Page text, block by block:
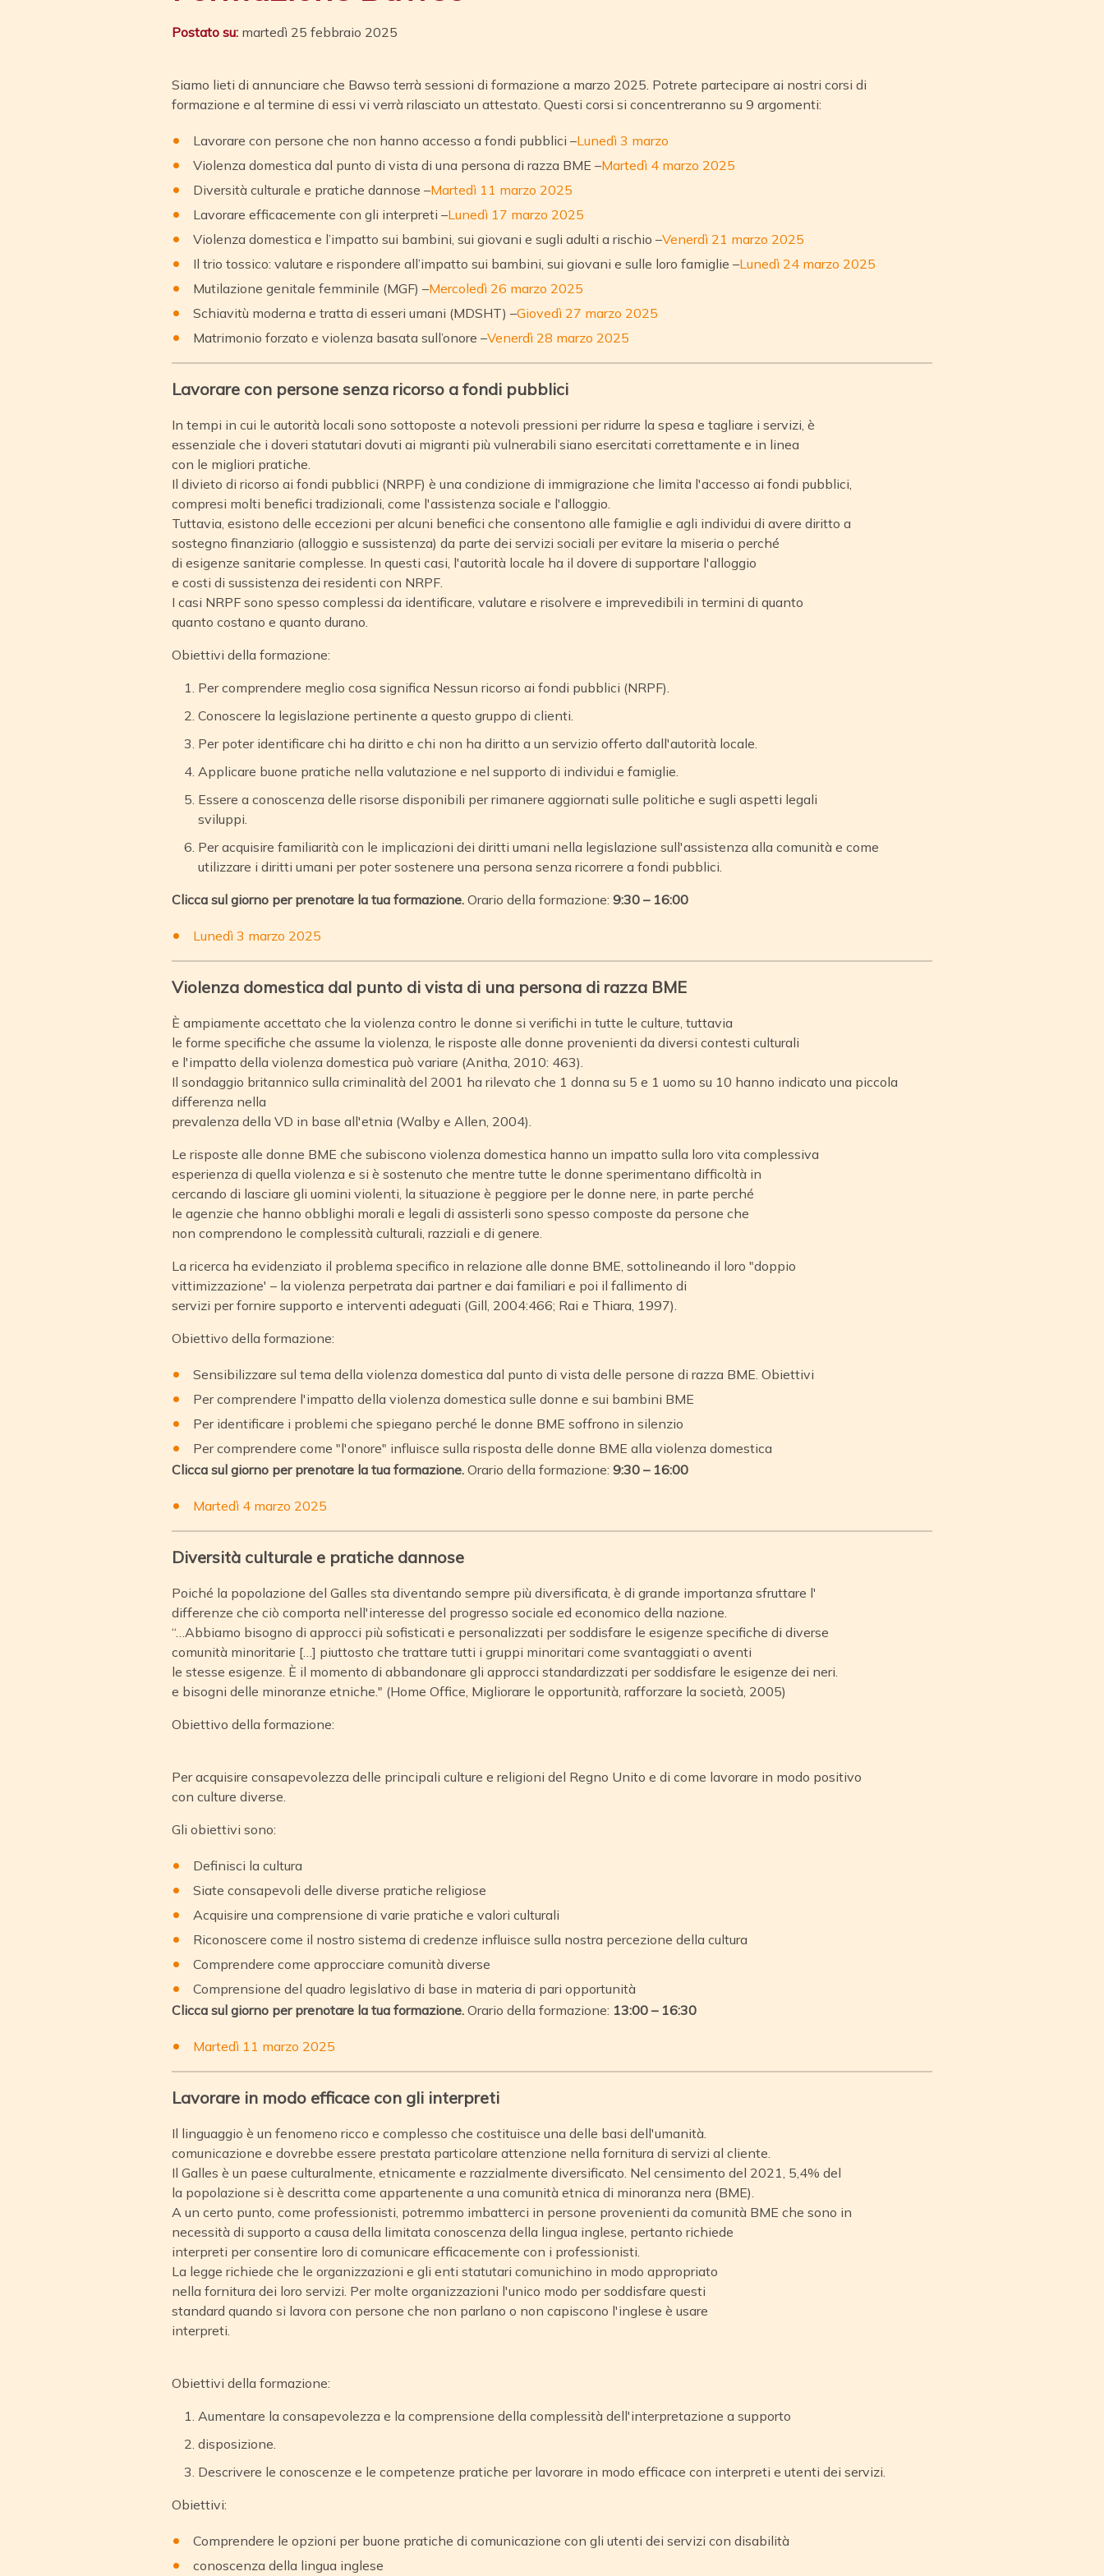
Postato su: martedì 25 febbraio 2025
Siamo lieti di annunciare che Bawso terrà sessioni di formazione a marzo 2025. Potrete partecipare ai nostri corsi di
formazione e al termine di essi vi verrà rilasciato un attestato. Questi corsi si concentreranno su 9 argomenti:
Lavorare con persone che non hanno accesso a fondi pubblici –Lunedì 3 marzo
Violenza domestica dal punto di vista di una persona di razza BME –Martedì 4 marzo 2025
Diversità culturale e pratiche dannose –Martedì 11 marzo 2025
Lavorare efficacemente con gli interpreti –Lunedì 17 marzo 2025
Violenza domestica e l’impatto sui bambini, sui giovani e sugli adulti a rischio –Venerdì 21 marzo 2025
Il trio tossico: valutare e rispondere all’impatto sui bambini, sui giovani e sulle loro famiglie –Lunedì 24 marzo 2025
Mutilazione genitale femminile (MGF) –Mercoledì 26 marzo 2025
Schiavitù moderna e tratta di esseri umani (MDSHT) –Giovedì 27 marzo 2025
Matrimonio forzato e violenza basata sull’onore –Venerdì 28 marzo 2025
Lavorare con persone senza ricorso a fondi pubblici
In tempi in cui le autorità locali sono sottoposte a notevoli pressioni per ridurre la spesa e tagliare i servizi, è
essenziale che i doveri statutari dovuti ai migranti più vulnerabili siano esercitati correttamente e in linea
con le migliori pratiche.
Il divieto di ricorso ai fondi pubblici (NRPF) è una condizione di immigrazione che limita l'accesso ai fondi pubblici,
compresi molti benefici tradizionali, come l'assistenza sociale e l'alloggio.
Tuttavia, esistono delle eccezioni per alcuni benefici che consentono alle famiglie e agli individui di avere diritto a
sostegno finanziario (alloggio e sussistenza) da parte dei servizi sociali per evitare la miseria o perché
di esigenze sanitarie complesse. In questi casi, l'autorità locale ha il dovere di supportare l'alloggio
e costi di sussistenza dei residenti con NRPF.
I casi NRPF sono spesso complessi da identificare, valutare e risolvere e imprevedibili in termini di quanto
quanto costano e quanto durano.
Obiettivi della formazione:
Per comprendere meglio cosa significa Nessun ricorso ai fondi pubblici (NRPF).
Conoscere la legislazione pertinente a questo gruppo di clienti.
Per poter identificare chi ha diritto e chi non ha diritto a un servizio offerto dall'autorità locale.
Applicare buone pratiche nella valutazione e nel supporto di individui e famiglie.
Essere a conoscenza delle risorse disponibili per rimanere aggiornati sulle politiche e sugli aspetti legali
sviluppi.
Per acquisire familiarità con le implicazioni dei diritti umani nella legislazione sull'assistenza alla comunità e come
utilizzare i diritti umani per poter sostenere una persona senza ricorrere a fondi pubblici.
Clicca sul giorno per prenotare la tua formazione. Orario della formazione: 9:30 – 16:00
Lunedì 3 marzo 2025
Violenza domestica dal punto di vista di una persona di razza BME
È ampiamente accettato che la violenza contro le donne si verifichi in tutte le culture, tuttavia
le forme specifiche che assume la violenza, le risposte alle donne provenienti da diversi contesti culturali
e l'impatto della violenza domestica può variare (Anitha, 2010: 463).
Il sondaggio britannico sulla criminalità del 2001 ha rilevato che 1 donna su 5 e 1 uomo su 10 hanno indicato una piccola
differenza nella
prevalenza della VD in base all'etnia (Walby e Allen, 2004).
Le risposte alle donne BME che subiscono violenza domestica hanno un impatto sulla loro vita complessiva
esperienza di quella violenza e si è sostenuto che mentre tutte le donne sperimentano difficoltà in
cercando di lasciare gli uomini violenti, la situazione è peggiore per le donne nere, in parte perché
le agenzie che hanno obblighi morali e legali di assisterli sono spesso composte da persone che
non comprendono le complessità culturali, razziali e di genere.
La ricerca ha evidenziato il problema specifico in relazione alle donne BME, sottolineando il loro "doppio
vittimizzazione' – la violenza perpetrata dai partner e dai familiari e poi il fallimento di
servizi per fornire supporto e interventi adeguati (Gill, 2004:466; Rai e Thiara, 1997).
Obiettivo della formazione:
Sensibilizzare sul tema della violenza domestica dal punto di vista delle persone di razza BME. Obiettivi
Per comprendere l'impatto della violenza domestica sulle donne e sui bambini BME
Per identificare i problemi che spiegano perché le donne BME soffrono in silenzio
Per comprendere come "l'onore" influisce sulla risposta delle donne BME alla violenza domestica
Clicca sul giorno per prenotare la tua formazione. Orario della formazione: 9:30 – 16:00
Martedì 4 marzo 2025
Diversità culturale e pratiche dannose
Poiché la popolazione del Galles sta diventando sempre più diversificata, è di grande importanza sfruttare l'
differenze che ciò comporta nell'interesse del progresso sociale ed economico della nazione.
“…Abbiamo bisogno di approcci più sofisticati e personalizzati per soddisfare le esigenze specifiche di diverse
comunità minoritarie […] piuttosto che trattare tutti i gruppi minoritari come svantaggiati o aventi
le stesse esigenze. È il momento di abbandonare gli approcci standardizzati per soddisfare le esigenze dei neri.
e bisogni delle minoranze etniche." (Home Office, Migliorare le opportunità, rafforzare la società, 2005)
Obiettivo della formazione:
Per acquisire consapevolezza delle principali culture e religioni del Regno Unito e di come lavorare in modo positivo
con culture diverse.
Gli obiettivi sono:
Definisci la cultura
Siate consapevoli delle diverse pratiche religiose
Acquisire una comprensione di varie pratiche e valori culturali
Riconoscere come il nostro sistema di credenze influisce sulla nostra percezione della cultura
Comprendere come approcciare comunità diverse
Comprensione del quadro legislativo di base in materia di pari opportunità
Clicca sul giorno per prenotare la tua formazione. Orario della formazione: 13:00 – 16:30
Martedì 11 marzo 2025
Lavorare in modo efficace con gli interpreti
Il linguaggio è un fenomeno ricco e complesso che costituisce una delle basi dell'umanità.
comunicazione e dovrebbe essere prestata particolare attenzione nella fornitura di servizi al cliente.
Il Galles è un paese culturalmente, etnicamente e razzialmente diversificato. Nel censimento del 2021, 5,4% del
la popolazione si è descritta come appartenente a una comunità etnica di minoranza nera (BME).
A un certo punto, come professionisti, potremmo imbatterci in persone provenienti da comunità BME che sono in
necessità di supporto a causa della limitata conoscenza della lingua inglese, pertanto richiede
interpreti per consentire loro di comunicare efficacemente con i professionisti.
La legge richiede che le organizzazioni e gli enti statutari comunichino in modo appropriato
nella fornitura dei loro servizi. Per molte organizzazioni l'unico modo per soddisfare questi
standard quando si lavora con persone che non parlano o non capiscono l'inglese è usare
interpreti.
Obiettivi della formazione:
Aumentare la consapevolezza e la comprensione della complessità dell'interpretazione a supporto
disposizione.
Descrivere le conoscenze e le competenze pratiche per lavorare in modo efficace con interpreti e utenti dei servizi.
Obiettivi:
Comprendere le opzioni per buone pratiche di comunicazione con gli utenti dei servizi con disabilità
conoscenza della lingua inglese